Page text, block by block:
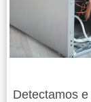
Detectamos